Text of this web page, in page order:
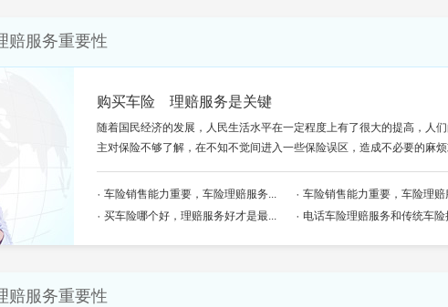
赔服务重要性
购买车险 理赔服务是关键
随着国民经济的发展，人民生活水平在一定程度上有了很大的提高，人
主对保险不够了解，在不知不觉间进入一些保险误区，造成不必要的麻烦
车险销售能力重要，车险理赔服务... 车险销售能力重要，车险理赔
买车险哪个好，理赔服务好才是最...
电话车险理赔服务和传统车险
赔服务重要性